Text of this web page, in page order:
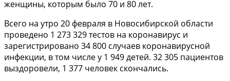
женщины, которым было 70 и 80 лет.
Всего на утро 20 февраля в Новосибирской области
проведено 1 273 329 тестов на коронавирус и
зарегистрировано 34 800 случаев коронавирусной
инфекции, в том числе у 1 949 детей. 32 305 пациентов
выздоровели, 1 377 человек скончались.